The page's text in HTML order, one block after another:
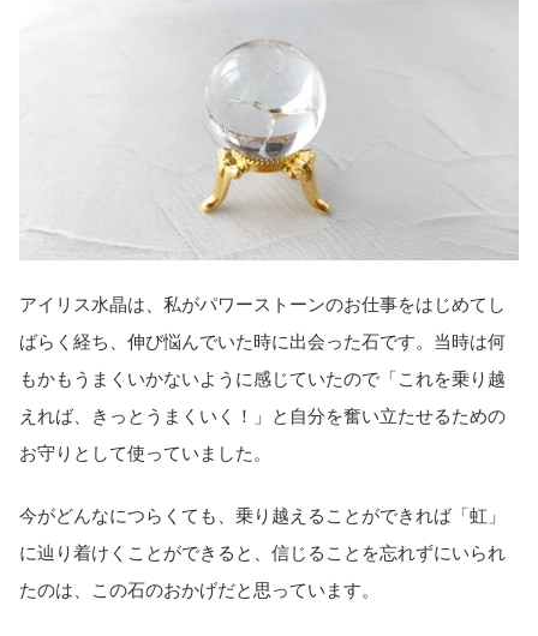
アイリス水晶は、私がパワーストーンのお仕事をはじめてし
ばらく経ち、伸び悩んでいた時に出会った石です。当時は何
もかもうまくいかないように感じていたので「これを乗り越
えれば、きっとうまくいく！」と自分を奮い立たせるための
お守りとして使っていました。
今がどんなにつらくても、乗り越えることができれば「虹」
に辿り着けくことができると、信じることを忘れずにいられ
たのは、この石のおかげだと思っています。